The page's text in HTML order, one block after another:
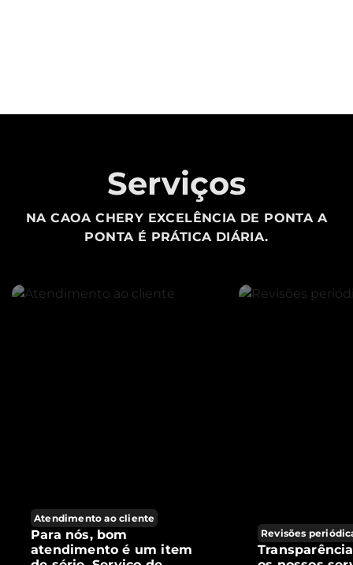
Serviços
NA CAOA CHERY EXCELÊNCIA DE PONTA A
PONTA É PRÁTICA DIÁRIA.
Atendimento ao cliente
Para nós, bom
atendimento é um item
Revisões